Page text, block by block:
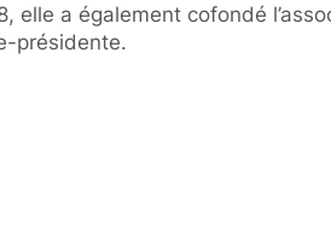
elle a également cofondé
présidente.